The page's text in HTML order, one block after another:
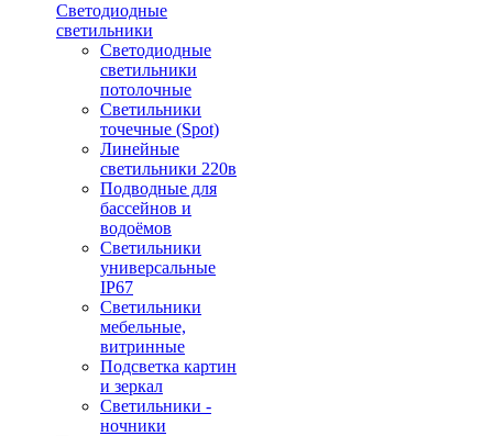
Светодиодные
светильники
Светодиодные
светильники
потолочные
Светильники
точечные (Spot)
Линейные
светильники 220в
Подводные для
бассейнов и
водоёмов
Светильники
универсальные
IP67
Светильники
мебельные,
витринные
Подсветка картин
и зеркал
Светильники -
ночники